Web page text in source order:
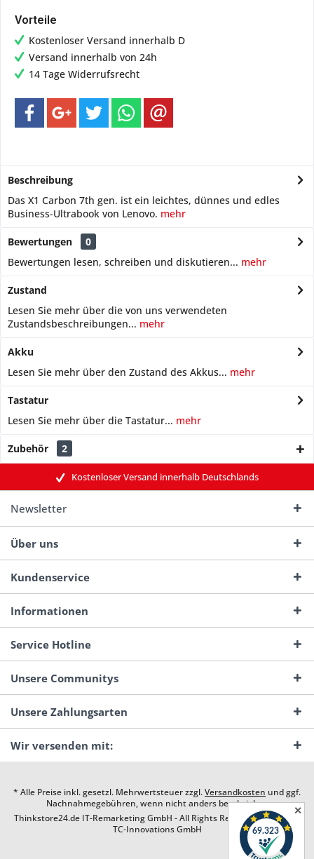
Vorteile
Kostenloser Versand innerhalb D
Versand innerhalb von 24h
14 Tage Widerrufsrecht
Beschreibung
Das X1 Carbon 7th gen. ist ein leichtes, dünnes und edles
Business-Ultrabook von Lenovo. mehr
Bewertungen
0
Bewertungen lesen, schreiben und diskutieren... mehr
Zustand
Lesen Sie mehr über die von uns verwendeten
Zustandsbeschreibungen... mehr
Akku
Lesen Sie mehr über den Zustand des Akkus... mehr
Tastatur
Lesen Sie mehr über die Tastatur... mehr
Zubehör 2
Kostenloser Versand innerhalb Deutschlands
Newsletter
Über uns
Kundenservice
Informationen
Service Hotline
Unsere Communitys
Unsere Zahlungsarten
Wir versenden mit:
* Alle Preise inkl. gesetzl. Mehrwertsteuer zzgl.Versandkosten und ggf.
Nachnahmegebühren, wenn nicht anders beschrieben
Thinkstore24.de IT-Remarketing GmbH - All Rights Reserved. Design by
TC-Innovations GmbH
✕